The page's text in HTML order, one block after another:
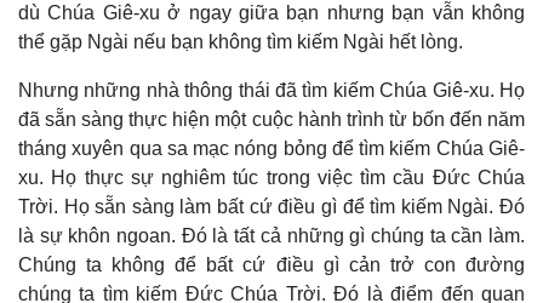
dù Chúa Giê-xu ở ngay giữa bạn nhưng bạn vẫn không
thể gặp Ngài nếu bạn không tìm kiếm Ngài hết lòng.
Nhưng những nhà thông thái đã tìm kiếm Chúa Giê-xu. Họ
đã sẵn sàng thực hiện một cuộc hành trình từ bốn đến năm
tháng xuyên qua sa mạc nóng bỏng để tìm kiếm Chúa Giê-
xu. Họ thực sự nghiêm túc trong việc tìm cầu Đức Chúa
Trời. Họ sẵn sàng làm bất cứ điều gì để tìm kiếm Ngài. Đó
là sự khôn ngoan. Đó là tất cả những gì chúng ta cần làm.
Chúng ta không để bất cứ điều gì cản trở con đường
chúng ta tìm kiếm Đức Chúa Trời. Đó là điểm đến quan